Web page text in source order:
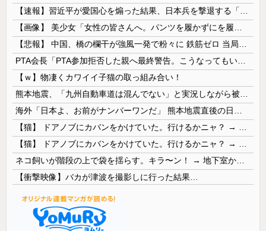
【速報】習近平が愛国心を煽った結果、日本兵を撃退する「抗日テーマパーク」が各地で人気 1000人超が軍服姿で一斉突撃！
【画像】 美少女「女性の皆さんへ。パンツを履かずにを履いてみてください」
【悲報】 中国、橋の欄干が強風一発で粉々に 鉄筋ゼロ 当局「接着剤でくっつけただけ」「正常で、品質問題はない」
PTA会長「PTA参加拒否した親へ最終警告。こうなってもいい？」
【ｗ】物凄くカワイイ子猫の取っ組み合い！
熊本地震、「九州自動車道は混んでない」と実況しながら被災地へ向かう有名アナなどに批判殺到 全国紙記者「最新の状況をいち早く伝えることは報道機関としての責務」「情報を取り上げることには大きな意義がある」
海外「日本よ、お前がナンバーワンだ」 熊本地震直後の日本の対応のスピードに世界が衝撃
【猫】 ドアノブにカバンをかけていた。行けるかニャ？ → 猫はこうなります…
【猫】 ドアノブにカバンをかけていた。行けるかニャ？ → 猫はこうなります…
ネコ飼いが階段の上で袋を揺らす。キラ〜ン！ → 地下室からヤツが現れる…
【衝撃映像】バカが津波を撮影しに行った結果…